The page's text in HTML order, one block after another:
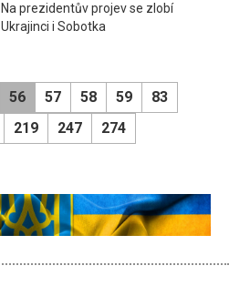
Na prezidentův projev se zlobí
Ukrajinci i Sobotka
56 57 58 59
83
219 247 274